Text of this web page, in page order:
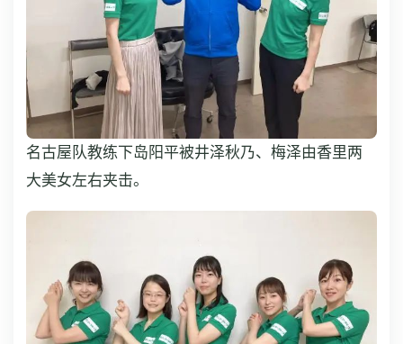
名古屋队教练下岛阳平被井泽秋乃、梅泽由香里两
大美女左右夹击。